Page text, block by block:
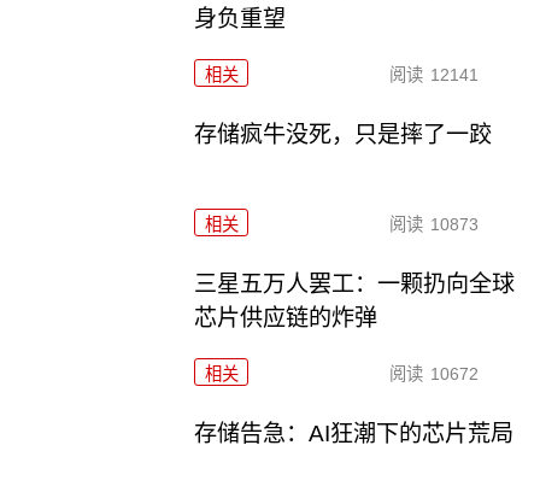
身负重望
相关 阅读 12141
存储疯牛没死，只是摔了一跤
相关 阅读 10873
三星五万人罢工：一颗扔向全球
芯片供应链的炸弹
相关 阅读 10672
存储告急：AI狂潮下的芯片荒局